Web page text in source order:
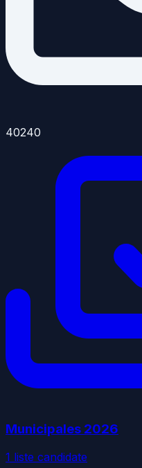
40240
Municipales 2026
1 liste candidate